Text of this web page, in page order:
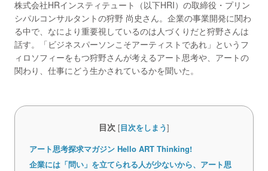
株式会社HRインスティテュート（以下HRI）の取締役・プリン
シパルコンサルタントの狩野 尚史さん。企業の事業開発に関わ
る中で、なにより重要視しているのは人づくりだと狩野さんは
話す。「ビジネスパーソンこそアーティストであれ」というフ
ィロソフィーをもつ狩野さんが考えるアート思考や、アートの
関わり、仕事にどう生かされているかを聞いた。
目次 [目次をしまう]
アート思考探求マガジン Hello ART Thinking!
企業には「問い」を立てられる人が少ないから、アート思